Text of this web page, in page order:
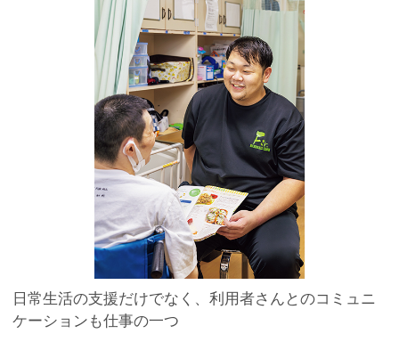
日常生活の支援だけでなく、利用者さんとのコミュニ
ケーションも仕事の一つ